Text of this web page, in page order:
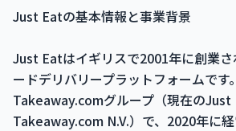
Just Eatの基本情報と事業背景
Just Eatはイギリスで2001年に創業
ードデリバリープラットフォームです
Takeaway.comグループ（現在のJust
Takeaway.com N.V.）で、2020年に